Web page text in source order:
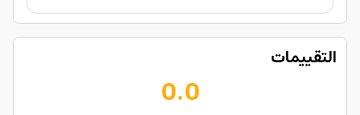
التقييمات
0.0